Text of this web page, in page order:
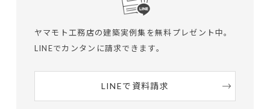
ヤマモト工務店の建築実例集を無料プレゼント中。
LINEでカンタンに請求できます。
LINEで資料請求